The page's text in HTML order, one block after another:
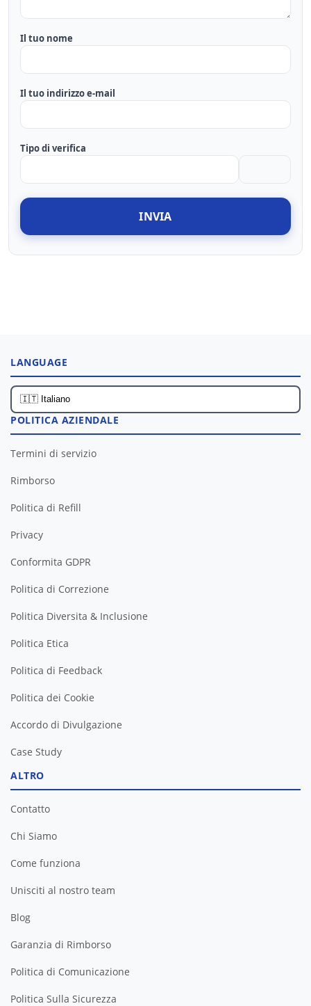
Il tuo nome
Il tuo indirizzo e-mail
Tipo di verifica
INVIA
LANGUAGE
POLITICA AZIENDALE
Termini di servizio
Rimborso
Politica di Refill
Privacy
Conformita GDPR
Politica di Correzione
Politica Diversita & Inclusione
Politica Etica
Politica di Feedback
Politica dei Cookie
Accordo di Divulgazione
Case Study
ALTRO
Contatto
Chi Siamo
Come funziona
Unisciti al nostro team
Blog
Garanzia di Rimborso
Politica di Comunicazione
Politica Sulla Sicurezza